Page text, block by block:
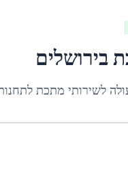
בירושלים
לשירותי מתכת